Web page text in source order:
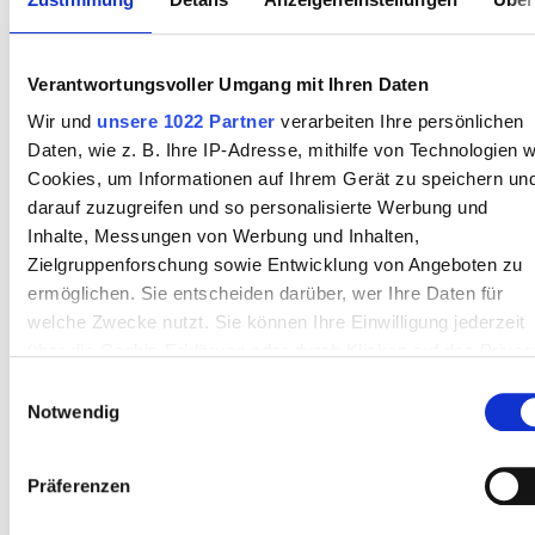
Verantwortungsvoller Umgang mit Ihren Daten
Wir und unsere 1022 Partner verarbeiten Ihre persönlichen
Daten, wie z. B. Ihre IP-Adresse, mithilfe von Technologien
Cookies, um Informationen auf Ihrem Gerät zu speichern
darauf zuzugreifen und so personalisierte Werbung und
Inhalte, Messungen von Werbung und Inhalten,
Zielgruppenforschung sowie Entwicklung von Angeboten zu
ermöglichen. Sie entscheiden darüber, wer Ihre Daten für
welche Zwecke nutzt. Sie können Ihre Einwilligung jederzeit
Informationen über Ihre geografische Lage erfassen,
welche bis auf einige Meter genau sein können
Notwendig
Präferenzen
1
2
5
10
11 12 13 14 15
16
17
18 19 20 21 22
23
24
25 26 27 28 29
30